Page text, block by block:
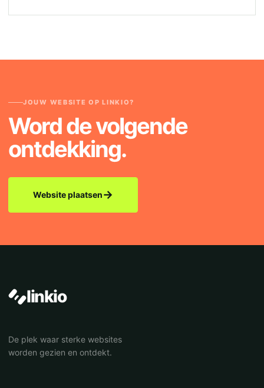
JOUW WEBSITE OP LINKIO?
Word de volgende
ontdekking.
Website plaatsen→
linkio
De plek waar sterke websites
worden gezien en ontdekt.